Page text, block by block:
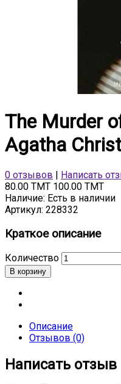
The Murder
Agatha
0 отзывов
Написать
80.00 TMT 100.00 TMT
Наличие: Есть в наличии
Артикул: 228332
Краткое описание
Количество
Описание
Отзывов (0)
Написать отзыв